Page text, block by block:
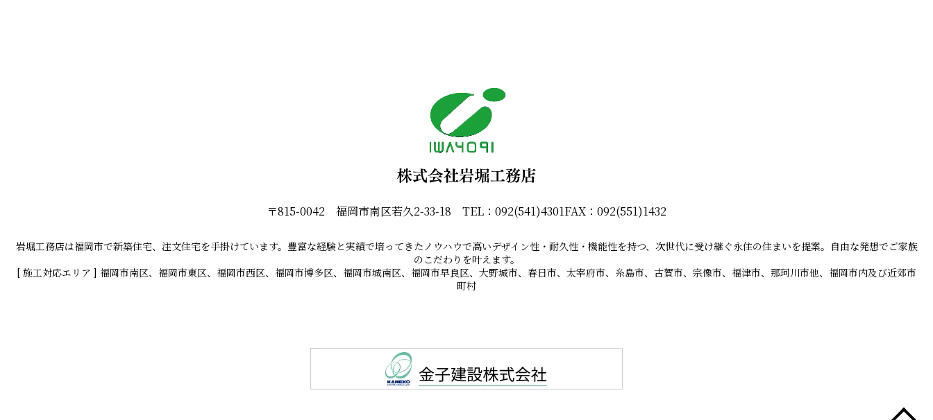
〒815-0042 福岡市南区若久2-33-18 TEL：092(541)4301FAX：092(551)1432
岩堀工務店は福岡市で新築住宅、注文住宅を手掛けています。豊富な経験と実績で培ってきたノウハウで高いデザイン性・耐久性・機能性を持つ、次世代に受け継ぐ永住の住まいを提案。自由な発想でご家族
のこだわりを叶えます。
[ 施工対応エリア ] 福岡市南区、福岡市東区、福岡市西区、福岡市博多区、福岡市城南区、福岡市早良区、大野城市、春日市、太宰府市、糸島市、古賀市、宗像市、福津市、那珂川市他、福岡市内及び近郊市
町村